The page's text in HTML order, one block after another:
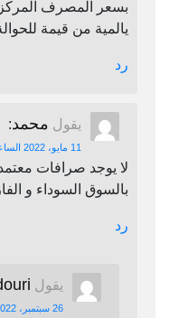
بسعر المصرف
يالمية من قيمة
رد
يقول محمد:
11 مايو، 2022 الساعة 5:36 م
لا يوجد صرافات
بالسوق السوداء و
رد
يقول
26 سبتمبر، 2022 الساعة 10:48 ص